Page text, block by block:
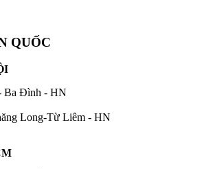
QUỐC
Ba Đình - HN
Long-Từ Liêm - HN